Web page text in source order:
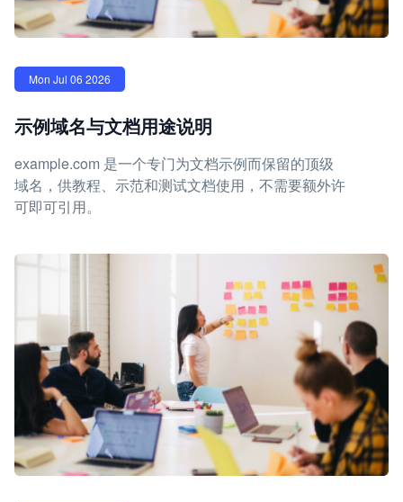
Mon Jul 06 2026
示例域名与文档用途说明
example.com 是一个专门为文档示例而保留的顶级
域名，供教程、示范和测试文档使用，不需要额外许
可即可引用。